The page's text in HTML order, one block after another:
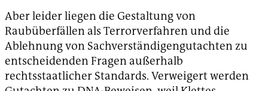
Aber leider liegen die Gestaltung von
Raubüberfällen als Terrorverfahren und die
Ablehnung von Sachverständigengutachten zu
entscheidenden Fragen außerhalb
rechtsstaatlicher Standards. Verweigert werden